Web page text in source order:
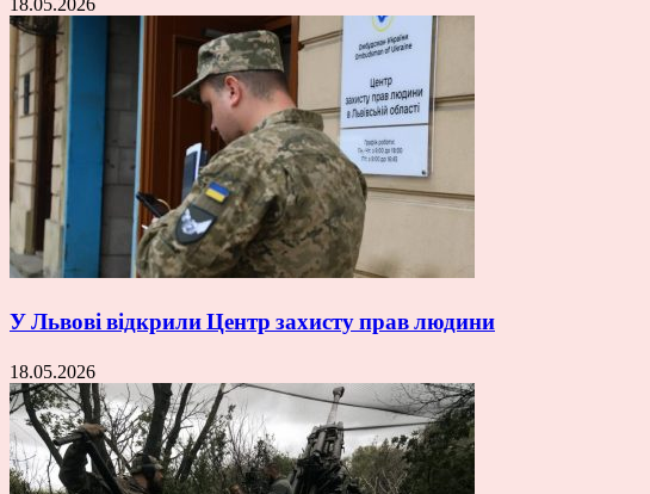
У Львові відкрили Центр захисту прав людини
18.05.2026